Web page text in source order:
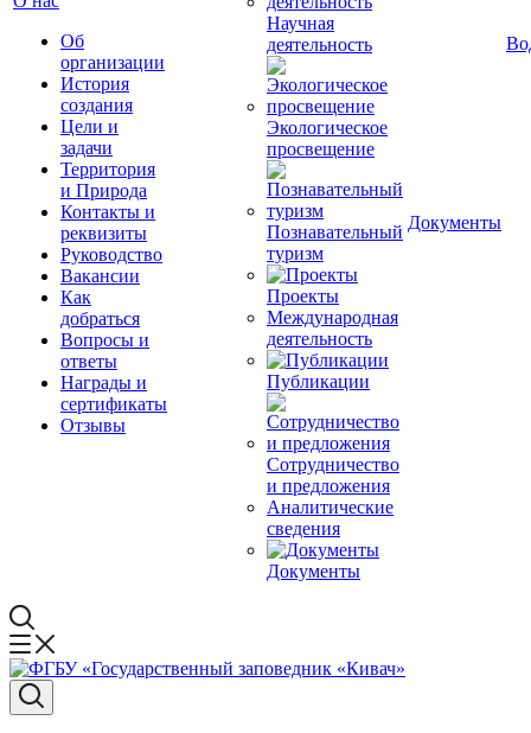
Об
организации
История
создания
Цели и
задачи
Территория
и Природа
Контакты и
реквизиты
Руководство
Вакансии
Как
добраться
Вопросы и
ответы
Награды и
сертификаты
Отзывы
Научная
деятельность
Экологическое
просвещение
Познавательный
туризм
Проекты
Международная
деятельность
Публикации
Сотрудничество
и предложения
Аналитические
сведения
Документы
Документы